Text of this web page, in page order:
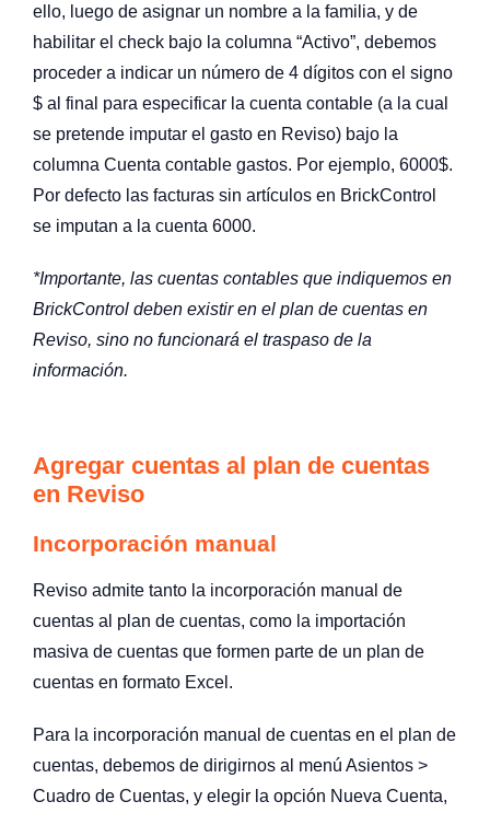
ello, luego de asignar un nombre a la familia, y de
habilitar el check bajo la columna “Activo”, debemos
proceder a indicar un número de 4 dígitos con el signo
$ al final para especificar la cuenta contable (a la cual
se pretende imputar el gasto en Reviso) bajo la
columna Cuenta contable gastos. Por ejemplo, 6000$.
Por defecto las facturas sin artículos en BrickControl
se imputan a la cuenta 6000.
*Importante, las cuentas contables que indiquemos en
BrickControl deben existir en el plan de cuentas en
Reviso, sino no funcionará el traspaso de la
información.
Agregar cuentas al plan de cuentas
en Reviso
Incorporación manual
Reviso admite tanto la incorporación manual de
cuentas al plan de cuentas, como la importación
masiva de cuentas que formen parte de un plan de
cuentas en formato Excel.
Para la incorporación manual de cuentas en el plan de
cuentas, debemos de dirigirnos al menú Asientos >
Cuadro de Cuentas, y elegir la opción Nueva Cuenta,